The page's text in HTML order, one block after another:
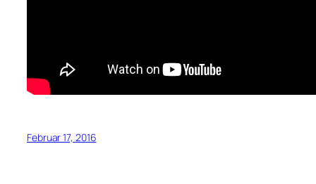
Februar 17, 2016